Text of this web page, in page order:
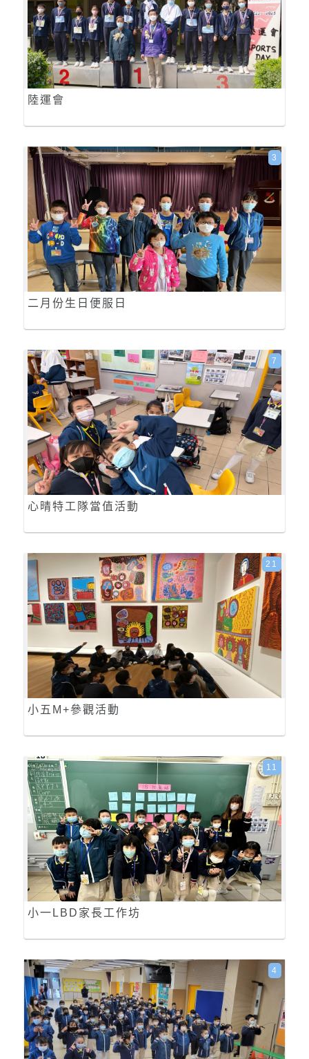
陸運會
二月份生日便服日
3
心晴特工隊當值活動
7
小五M+參觀活動
21
小一LBD家長工作坊
11
4